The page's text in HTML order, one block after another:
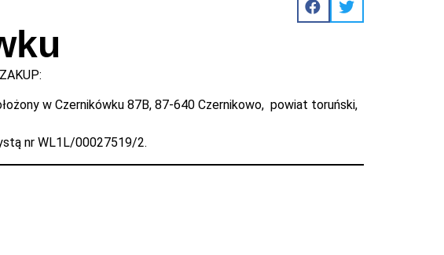
w Czernikówku 87B, 87-640 Czernikowo, powiat toruński,
nr WL1L/00027519/2.